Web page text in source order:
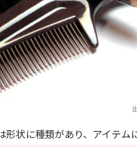
形状に種類があり、アイテム